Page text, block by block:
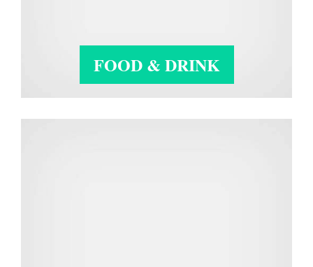
FOOD & DRINK